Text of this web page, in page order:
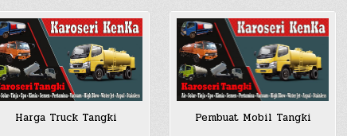
Harga Truck Tangki Pembuat Mobil Tangki